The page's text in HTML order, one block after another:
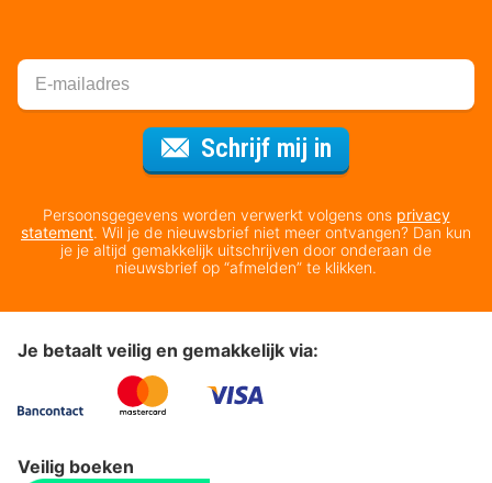
Schrijf mij in
Persoonsgegevens worden verwerkt volgens ons privacy
statement. Wil je de nieuwsbrief niet meer ontvangen? Dan kun
je je altijd gemakkelijk uitschrijven door onderaan de
nieuwsbrief op “afmelden” te klikken.
Je betaalt veilig en gemakkelijk via:
Veilig boeken